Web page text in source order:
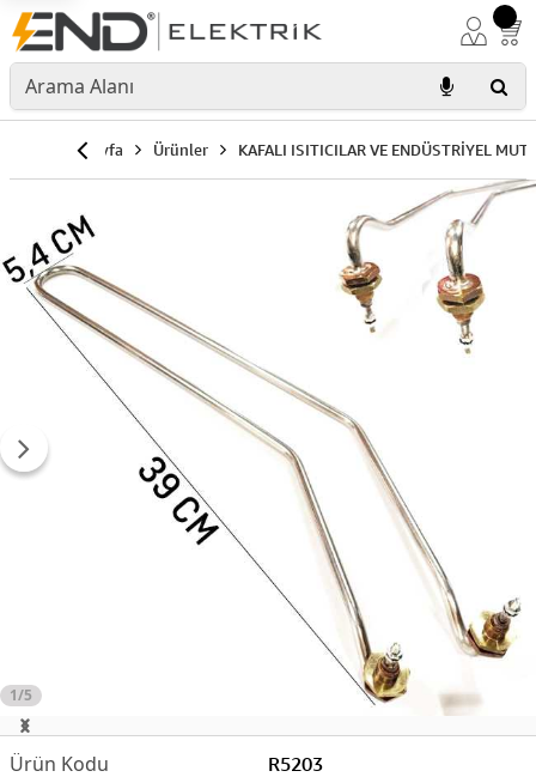
Anasayfa Ürünler KAFALI ISITICILAR VE ENDÜSTRİYEL
1/5
R5203